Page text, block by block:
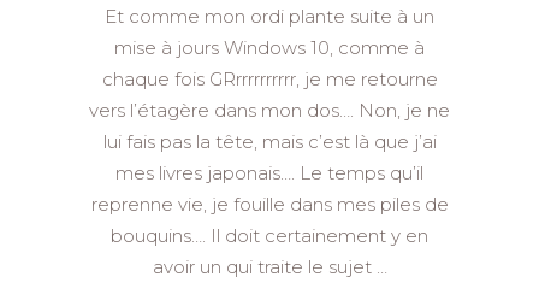
Et comme mon ordi plante suite à un
mise à jours Windows 10, comme à
chaque fois GRrrrrrrrrrr, je me retourne
vers l’étagère dans mon dos…. Non, je ne
lui fais pas la tête, mais c’est là que j’ai
mes livres japonais…. Le temps qu’il
reprenne vie, je fouille dans mes piles de
bouquins…. Il doit certainement y en
avoir un qui traite le sujet …